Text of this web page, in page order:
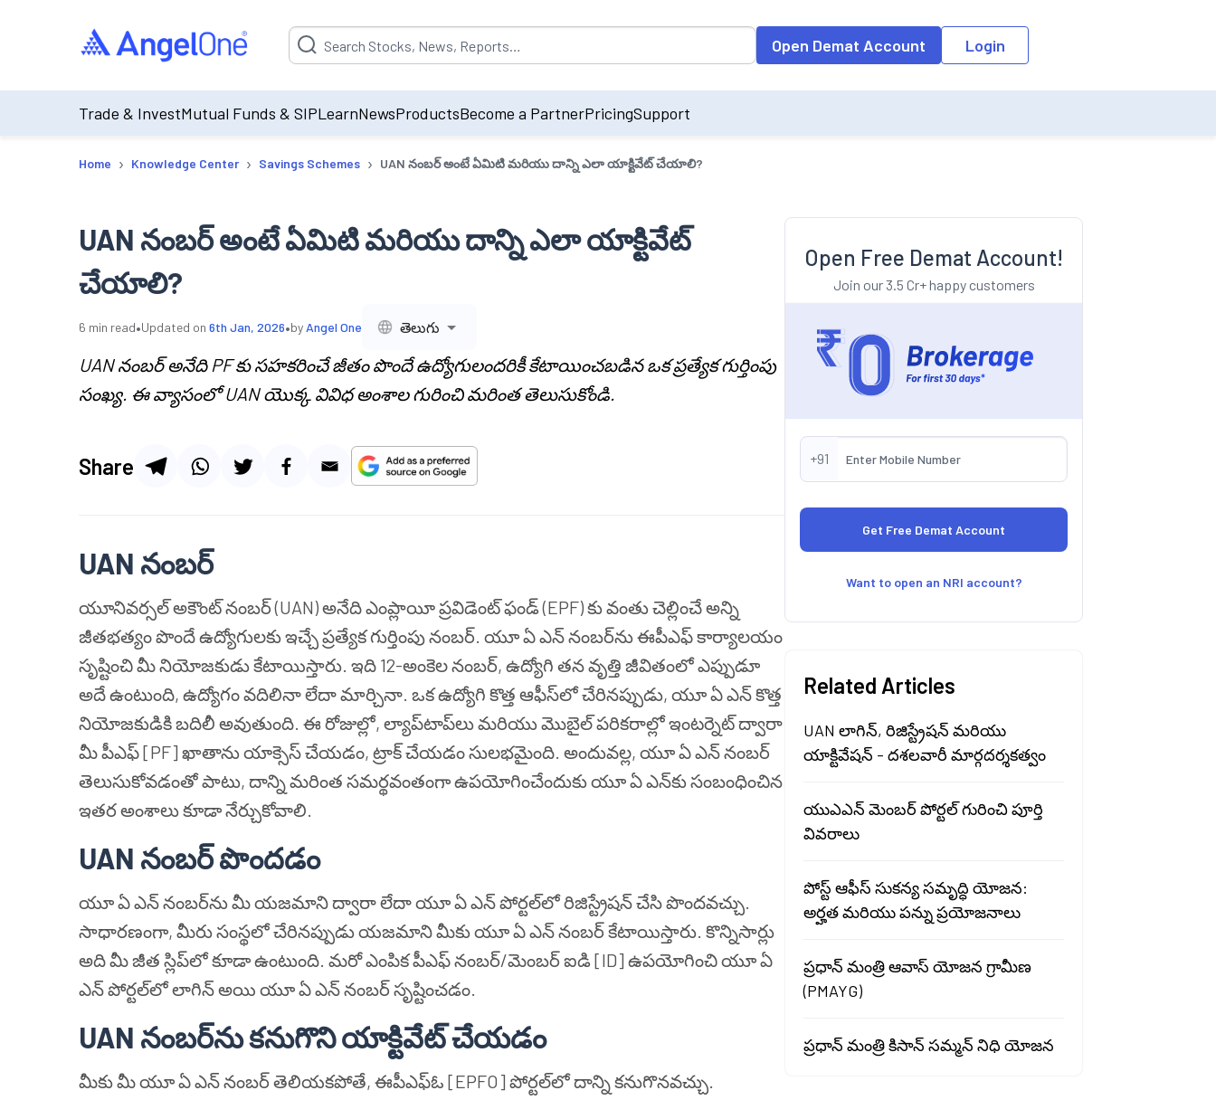
Suggestion will be populated by default on accessing the input field. On entering data into the input field, the suggestion list will be updated as per the
Open Demat Account Login
Trade & InvestMutual Funds & SIPLearnNewsProductsBecome a PartnerPricingSupport
Home › Knowledge Center › Savings Schemes › UAN నంబర్ అంటే ఏమిటి మరియు దాన్ని ఎలా యాక్టివేట్ చేయాలి?
UAN నంబర్ అంటే ఏమిటి మరియు దాన్ని ఎలా యాక్టివేట్
చేయాలి?
6 min read•Updated on 6th Jan, 2026•by Angel One తెలుగు
UAN నంబర్ అనేది PF కు సహకరించే జీతం పొందే ఉద్యోగులందరికీ కేటాయించబడిన ఒక ప్రత్యేక గుర్తింపు
సంఖ్య. ఈ వ్యాసంలో UAN యొక్క వివిధ అంశాల గురించి మరింత తెలుసుకోండి.
Share
UAN నంబర్
యూనివర్సల్ అకౌంట్ నంబర్ (UAN) అనేది ఎంప్లాయీ ప్రవిడెంట్ ఫండ్ (EPF) కు వంతు చెల్లించే అన్ని
జీతభత్యం పొందే ఉద్యోగులకు ఇచ్చే ప్రత్యేక గుర్తింపు నంబర్. యూ ఏ ఎన్ నంబర్‌ను ఈపీఎఫ్ కార్యాలయం
సృష్టించి మీ నియోజకుడు కేటాయిస్తారు. ఇది 12-అంకెల నంబర్, ఉద్యోగి తన వృత్తి జీవితంలో ఎప్పుడూ
అదే ఉంటుంది, ఉద్యోగం వదిలినా లేదా మార్చినా. ఒక ఉద్యోగి కొత్త ఆఫీస్‌లో చేరినప్పుడు, యూ ఏ ఎన్ కొత్త
నియోజకుడికి బదిలీ అవుతుంది. ఈ రోజుల్లో, ల్యాప్‌టాప్‌లు మరియు మొబైల్ పరికరాల్లో ఇంటర్నెట్ ద్వారా
మీ పీఎఫ్ [PF] ఖాతాను యాక్సెస్ చేయడం, ట్రాక్ చేయడం సులభమైంది. అందువల్ల, యూ ఏ ఎన్ నంబర్
తెలుసుకోవడంతో పాటు, దాన్ని మరింత సమర్థవంతంగా ఉపయోగించేందుకు యూ ఏ ఎన్‌కు సంబంధించిన
ఇతర అంశాలు కూడా నేర్చుకోవాలి.
UAN నంబర్ పొందడం
యూ ఏ ఎన్ నంబర్‌ను మీయజమానిద్వారా లేదా యూ ఏ ఎన్ పోర్టల్‌లో రిజిస్ట్రేషన్ చేసి పొందవచ్చు.
సాధారణంగా, మీరు సంస్థలో చేరినప్పుడుయజమానిమీకు యూ ఏ ఎన్ నంబర్ కేటాయిస్తారు. కొన్నిసార్లు
అది మీ జీత స్లిప్‌లో కూడా ఉంటుంది. మరో ఎంపిక పీఎఫ్ నంబర్/మెంబర్ ఐడి [ID] ఉపయోగించి యూ ఏ
ఎన్ పోర్టల్‌లో లాగిన్ అయి యూ ఏ ఎన్ నంబర్ సృష్టించడం.
UAN నంబర్‌ను కనుగొని యాక్టివేట్ చేయడం
మీకు మీ యూ ఏ ఎన్ నంబర్ తెలియకపోతే, ఈపీఎఫ్ఓ [EPFO] పోర్టల్‌లో దాన్ని కనుగొనవచ్చు.
Open Free Demat Account!
Join our 3.5 Cr+ happy customers
+91
Want to open an NRI account?
Related Articles
UAN లాగిన్, రిజిస్ట్రేషన్ మరియు
యాక్టివేషన్ - దశలవారీ మార్గదర్శకత్వం
యుఎఎన్ మెంబర్ పోర్టల్ గురించి పూర్తి
వివరాలు
పోస్ట్ ఆఫీస్ సుకన్య సమృద్ధి యోజన:
అర్హత మరియు పన్ను ప్రయోజనాలు
ప్రధాన్ మంత్రి ఆవాస్ యోజన గ్రామీణ
(PMAYG)
ప్రధాన్ మంత్రి కిసాన్ సమ్మన్ నిధి యోజన